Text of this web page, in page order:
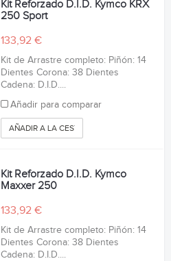
Kit Reforzado D.I.D. Kymco KRX
250 Sport
133,92 €
Kit de Arrastre completo: Piñón: 14
Dientes Corona: 38 Dientes
Cadena: D.I.D....
Añadir para comparar
AÑADIR A LA CESTA
Kit Reforzado D.I.D. Kymco
Maxxer 250
133,92 €
Kit de Arrastre completo: Piñón: 14
Dientes Corona: 38 Dientes
Cadena: D.I.D....